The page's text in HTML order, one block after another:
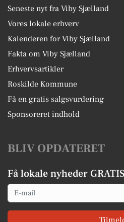
Seneste nyt fra Viby Sjælland
Vores lokale erhverv
Kalenderen for Viby Sjælland
Fakta om Viby Sjælland
Erhvervsartikler
Roskilde Kommune
Få en gratis salgsvurdering
Sponsoreret indhold
BLIV OPDATERET
Få lokale nyheder GRATIS
Email